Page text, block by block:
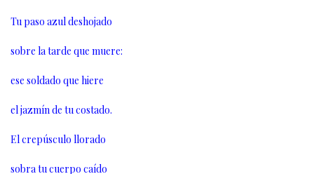
Tu paso azul deshojado
sobre la tarde que muere:
ese soldado que hiere
el jazmín de tu costado.
El crepúsculo llorado
sobra tu cuerpo caído